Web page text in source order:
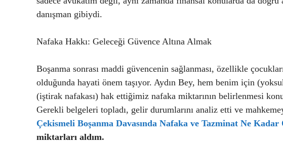
danışman gibiydi.
Nafaka Hakkı: Geleceği Güvence Altına Almak
Boşanma sonrası maddi güvencenin sağlanması, özellikle
olduğunda hayati önem taşıyor. Aydın Bey, hem benim için
(iştirak nafakası) hak ettiğimiz nafaka miktarının belirlenmesi
Gerekli belgeleri topladı, gelir durumlarını analiz etti ve
Çekismeli Boşanma Davasında Nafaka ve Tazminat Ne Kadar
miktarları aldım.